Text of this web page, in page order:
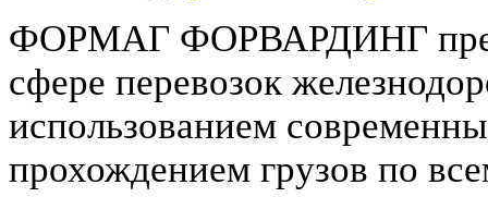
ФОРМАГ ФОРВАРДИНГ
сфере перевозок
использованием
прохождением грузов по